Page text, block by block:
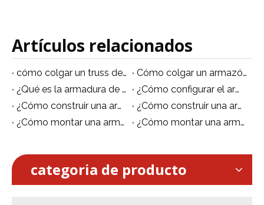
Artículos relacionados
cómo colgar un truss de iluminación
Cómo colgar un armazón de iluminación del techo.
¿Qué es la armadura de iluminación?
¿Cómo configurar el armazón de iluminación?
¿Cómo construir una armadura de iluminación?
¿Cómo construir una armadura de iluminación?
¿Cómo montar una armadura de iluminación?
¿Cómo montar una armadura de iluminación?
categoria de producto